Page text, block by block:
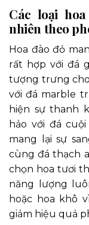
Các loại
nhiên theo
Hoa đào đỏ
rất hợp với đá
tượng trưng
với đá marble
hiện sự thanh
hảo với đá
mang lại sự
cùng đá thạch
chọn hoa tươi
năng lượng
hoặc hoa khô
giảm hiệu quả